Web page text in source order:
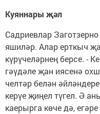
Куяннары җәл
Садриевлар
яшиләр. Алар ерткыч
күрүчеләрнең берсе. -
гәүдәле җан иясенә
челтәр белән
керүе җиңел түгел. Ә
каерырга көче дә,